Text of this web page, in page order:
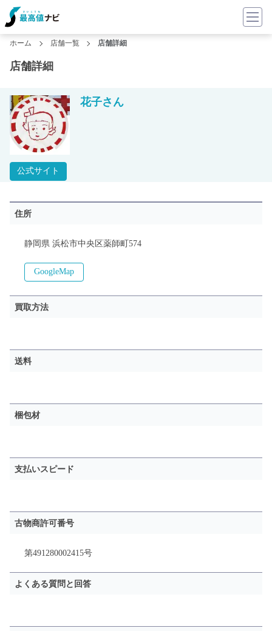
ホーム 店舗一覧 店舗詳細
店舗詳細
公式サイト
花子さん
住所
静岡県 浜松市中央区薬師町574
GoogleMap
買取方法
送料
梱包材
支払いスピード
古物商許可番号
第491280002415号
よくある質問と回答